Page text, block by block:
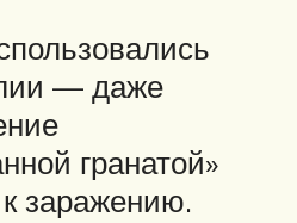
— даже
гранатой»
заражению.